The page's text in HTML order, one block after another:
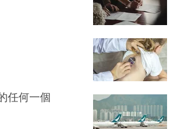
任何一個